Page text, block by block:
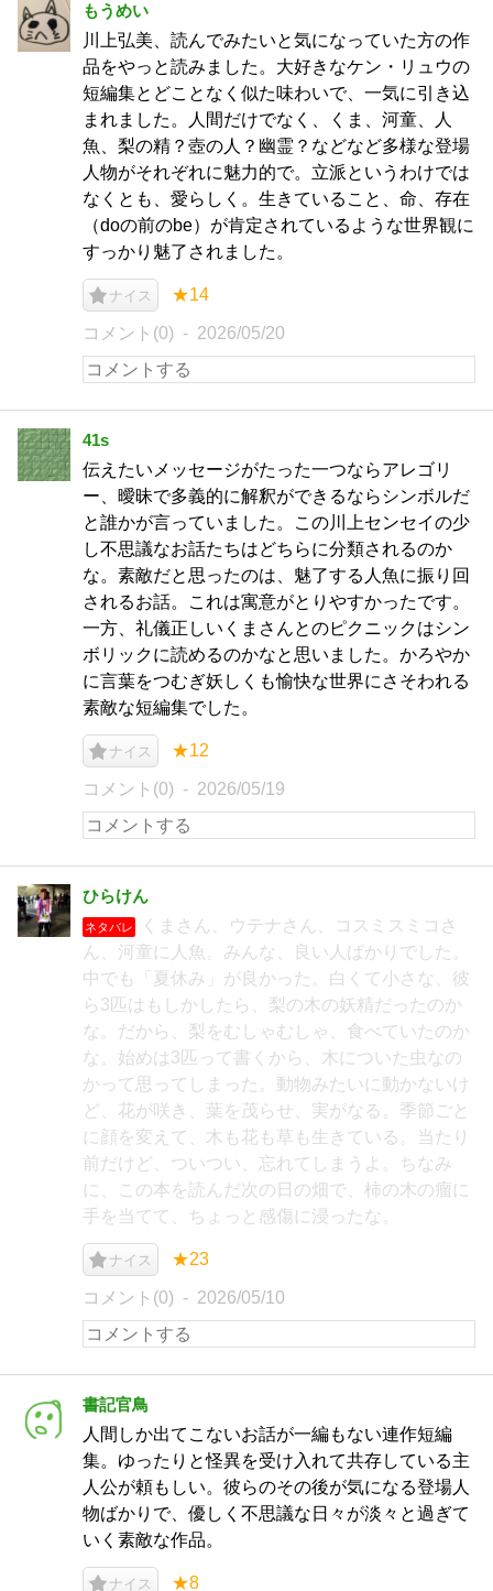
もうめい
川上弘美、読んでみたいと気になっていた方の作
品をやっと読みました。大好きなケン・リュウの
短編集とどことなく似た味わいで、一気に引き込
まれました。人間だけでなく、くま、河童、人
魚、梨の精？壺の人？幽霊？などなど多様な登場
人物がそれぞれに魅力的で。立派というわけでは
なくとも、愛らしく。生きていること、命、存在
（doの前のbe）が肯定されているような世界観に
すっかり魅了されました。
ナイス ★14
コメント(0) 2026/05/20
41s
伝えたいメッセージがたった一つならアレゴリ
ー、曖昧で多義的に解釈ができるならシンボルだ
と誰かが言っていました。この川上センセイの少
し不思議なお話たちはどちらに分類されるのか
な。素敵だと思ったのは、魅了する人魚に振り回
されるお話。これは寓意がとりやすかったです。
一方、礼儀正しいくまさんとのピクニックはシン
ボリックに読めるのかなと思いました。かろやか
に言葉をつむぎ妖しくも愉快な世界にさそわれる
素敵な短編集でした。
ナイス ★12
コメント(0) 2026/05/19
ひらけん
ネタバレ
くまさん、ウテナさん、コスミスミコさ
ん、河童に人魚。みんな、良い人ばかりでした。
中でも「夏休み」が良かった。白くて小さな、彼
ら3匹はもしかしたら、梨の木の妖精だったのか
な。だから、梨をむしゃむしゃ、食べていたのか
な。始めは3匹って書くから、木についた虫なの
かって思ってしまった。動物みたいに動かないけ
ど、花が咲き、葉を茂らせ、実がなる。季節ごと
に顔を変えて、木も花も草も生きている。当たり
前だけど、ついつい、忘れてしまうよ。ちなみ
に、この本を読んだ次の日の畑で、柿の木の瘤に
手を当てて、ちょっと感傷に浸ったな。
ナイス ★23
コメント(0) 2026/05/10
書記官鳥
人間しか出てこないお話が一編もない連作短編
集。ゆったりと怪異を受け入れて共存している主
人公が頼もしい。彼らのその後が気になる登場人
物ばかりで、優しく不思議な日々が淡々と過ぎて
いく素敵な作品。
ナイス ★8